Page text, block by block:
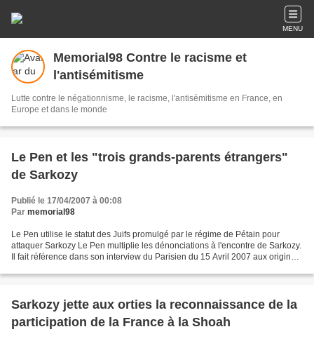
MENU
Memorial98 Contre le racisme et
l'antisémitisme
Lutte contre le négationnisme, le racisme, l'antisémitisme en France, en
Europe et dans le monde
Le Pen et les "trois grands-parents étrangers"
de Sarkozy
Publié le 17/04/2007 à 00:08
Par memorial98
Le Pen utilise le statut des Juifs promulgé par le régime de Pétain pour
attaquer Sarkozy Le Pen multiplie les dénonciations à l'encontre de Sarkozy.
Il fait référence dans son interview du Parisien du 15 Avril 2007 aux origines
Sarkozy jette aux orties la reconnaissance de la
participation de la France à la Shoah